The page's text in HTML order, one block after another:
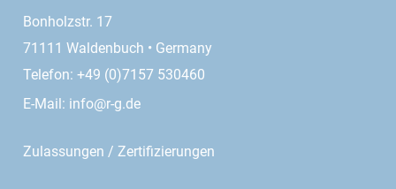
Bonholzstr. 17
71111 Waldenbuch • Germany
Telefon: +49 (0)7157 530460
E-Mail: info@r-g.de
Zulassungen / Zertifizierungen